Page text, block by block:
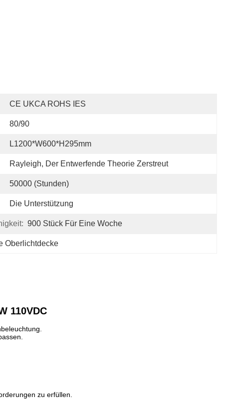
CE UKCA ROHS IES
80/90
L1200*W600*H295mm
Rayleigh, Der Entwerfende Theorie Zerstreut
50000 (Stunden)
Die Unterstützung
900 Stück Für Eine Woche
Oberlichtdecke
110VDC
zu erfüllen.